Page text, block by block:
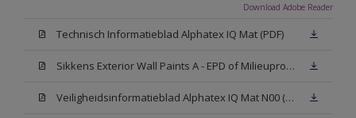
Download Adobe Reader
Technisch Informatieblad Alphatex IQ Mat (PDF)
Sikkens Exterior Wall Paints A - EPD of Milieuproductverklaring
Veiligheidsinformatieblad Alphatex IQ Mat N00 (MSDS)